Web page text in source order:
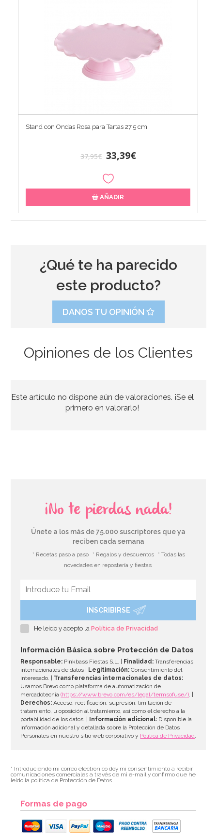
Stand con Ondas Rosa para Tartas 27,5 cm
37,95€ 33,39€
AÑADIR
4,95€ 4,45€
¿Qué te ha parecido
este producto?
DANOS TU OPINIÓN
Opiniones de los Clientes
Este artículo no dispone aún de valoraciones. ¡Se el
primero en valorarlo!
¡No te pierdas nada!
Únete a los más de 75.000 suscriptores que ya
reciben cada semana
* Recetas paso a paso * Regalos y descuentos
* Todas las
novedades en repostería y fiestas
INSCRIBIRSE
He leído y acepto laPolítica de Privacidad
Información Básica sobre Protección de Datos
Responsable: Pinkbass Fiestas S.L. | Finalidad: Transferencias
internacionales de datos |
Legitimación: Consentimiento del
interesado. | Transferencias internacionales de datos:
Usamos Brevo como plataforma de automatización de
mercadotecnia(https://www.brevo.com/es/legal/termsofuse/). |
Derechos: Acceso, rectificación, supresión, limitación de
tratamiento, u oposición al tratamiento, así como el derecho a la
portabilidad de los datos. |
Información adicional: Disponible la
información adicional y detallada sobre la Protección de Datos
Personales en nuestro sitio web corporativo y Política de Privacidad.
* Introduciendo mi correo electrónico doy mi consentimiento a recibir
comunicaciones comerciales a través de mi e-mail y confirmo que he
leído la política de Protección de Datos.
Formas de pago